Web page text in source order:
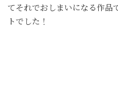
てそれでおしまいになる作品
トでした！